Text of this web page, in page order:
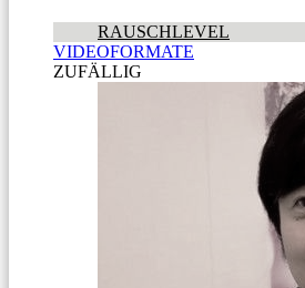
RAUSCHLEVEL
VIDEOFORMATE
ZUFÄLLIG